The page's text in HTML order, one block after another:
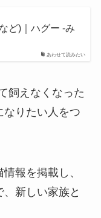
あわせて読みたい
ど)｜ハグー -み
飼えなくなった
なりたい人をつ
報を掲載し、
新しい家族と